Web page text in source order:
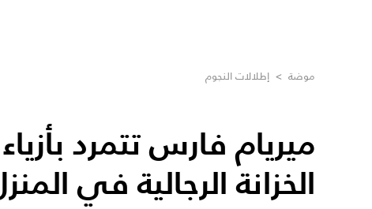
موضة > إطلالات النجوم
ميريام فارس تتمرد
الخزانة الرجالية في